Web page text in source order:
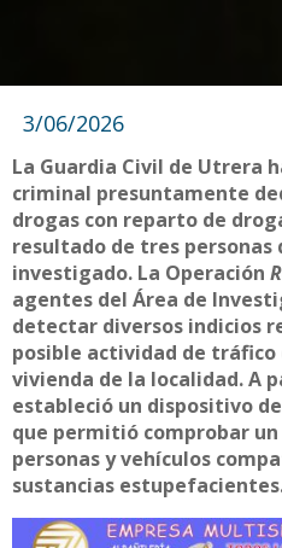
3/06/2026
La Guardia Civil de Utrera
criminal presuntamente
drogas con reparto de
resultado de tres personas
investigado. La Operación
agentes del Área de
detectar diversos indicios
posible actividad de tráfico
vivienda de la localidad. A
estableció un dispositivo
que permitió comprobar
personas y vehículos
sustancias